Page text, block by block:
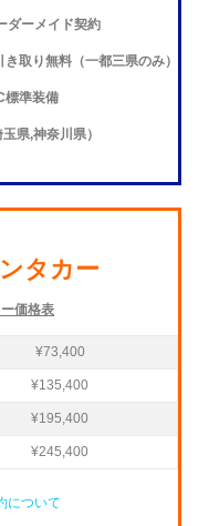
ダーメイド契約
取り無料（一都三県のみ）
準装備
県,神奈川県）
タカー
価格表
¥73,400
¥135,400
¥195,400
¥245,400
について